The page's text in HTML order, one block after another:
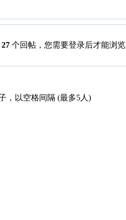
27个回帖，您需要登录后才能浏览
，以空格间隔 (最多5人)